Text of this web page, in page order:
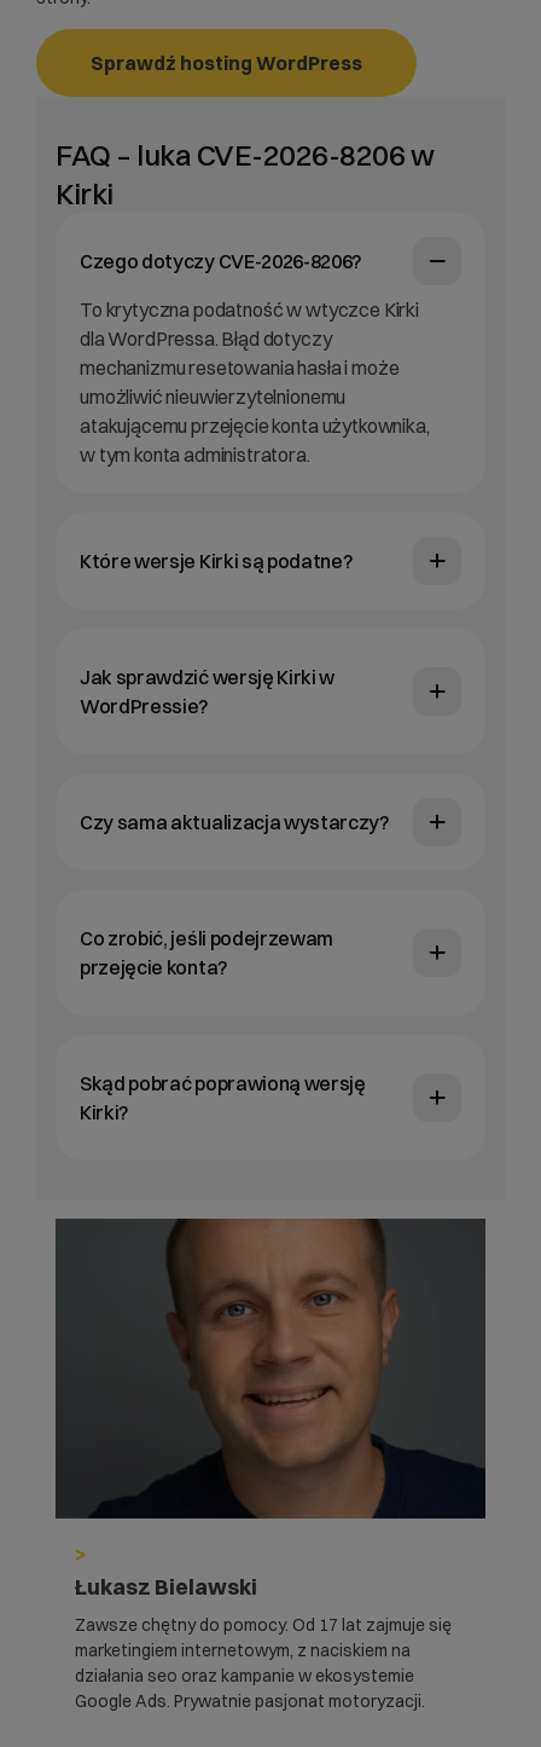
Sprawdź hosting WordPress
FAQ – luka CVE-2026-8206 w
Kirki
Czego dotyczy CVE-2026-8206?
To krytyczna podatność w wtyczce Kirki
dla WordPressa. Błąd dotyczy
mechanizmu resetowania hasła i może
umożliwić nieuwierzytelnionemu
atakującemu przejęcie konta użytkownika,
w tym konta administratora.
Które wersje Kirki są podatne?
Jak sprawdzić wersję Kirki w
WordPressie?
Czy sama aktualizacja wystarczy?
Co zrobić, jeśli podejrzewam
przejęcie konta?
Skąd pobrać poprawioną wersję
Kirki?
>
Łukasz Bielawski
Zawsze chętny do pomocy. Od 17 lat zajmuje się
marketingiem internetowym, z naciskiem na
działania seo oraz kampanie w ekosystemie
Google Ads. Prywatnie pasjonat motoryzacji.